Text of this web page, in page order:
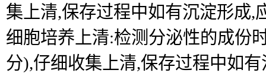
集上清,保存过程中如有沉淀形成,
细胞培养上清:检测分泌性的成份
分),仔细收集上清,保存过程中如